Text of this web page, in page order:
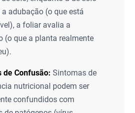
adubação (o que está
a foliar avalia a
(o que a planta realmente
de Confusão: Sintomas de
nutricional podem ser
confundidos com